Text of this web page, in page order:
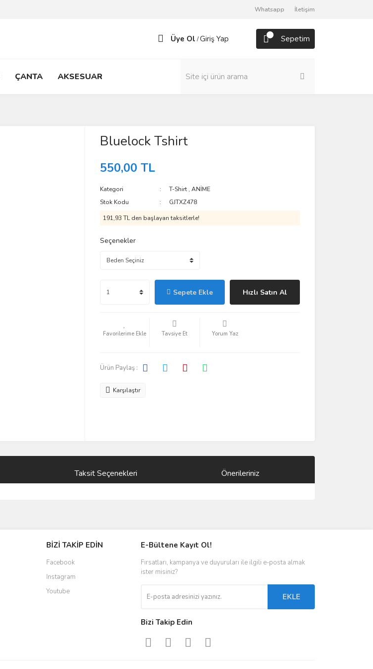
Whatsapp İletişim
Üye Ol /Giriş Yap Sepetim
ÇANTA AKSESUAR
Bluelock Tshirt
550,00 TL
Kategori T-Shirt ,ANİME
Stok Kodu
GJTXZ478
191,93 TL den başlayan taksitlerle!
Seçenekler
Sepete Ekle Hızlı Satın Al
Tavsiye Et Yorum Yaz
Ürün Paylaş :
Karşılaştır
Taksit Seçenekleri Önerileriniz
BİZİ TAKİP EDİN
Facebook
Instagram
Youtube
E-Bültene Kayıt Ol!
Fırsatları, kampanya ve duyuruları ile ilgili e-posta almak
ister misiniz?
EKLE
Bizi Takip Edin